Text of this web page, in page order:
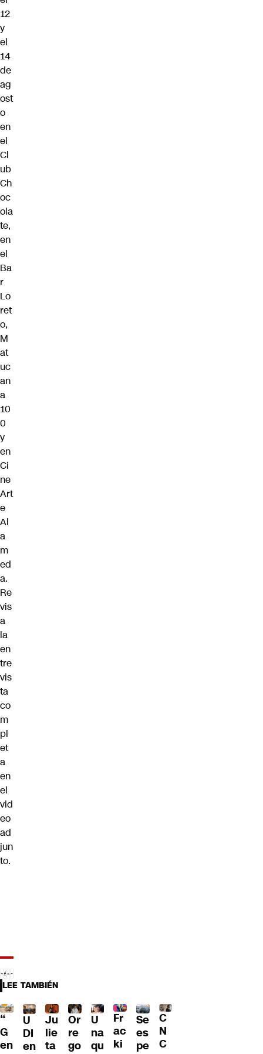
12
y
el
14
de
ag
ost
o
en
el
Cl
ub
Ch
oc
ola
te,
en
el
Ba
r
Lo
ret
o,
M
at
uc
an
a
10
0
y
en
Ci
ne
Art
e
Al
a
m
ed
a.
Re
vis
a
la
en
tre
vis
ta
co
m
pl
et
a
en
el
vid
eo
ad
jun
to.
LEE TAMBIÉN
“
G
en
U
DI
en
Ju
lie
ta
Or
re
go
U
na
qu
Fr
ac
ki
Se
es
pe
C
N
C